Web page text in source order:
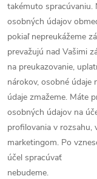
takémuto spracúvaniu.
osobných údajov
pokiaľ nepreukážeme
prevažujú nad Vašimi
na preukazovanie,
nárokov, osobné údaje
údaje zmažeme. Máte
osobných údajov na
profilovania v rozsahu,
marketingom. Po
účel spracúvať
nebudeme.